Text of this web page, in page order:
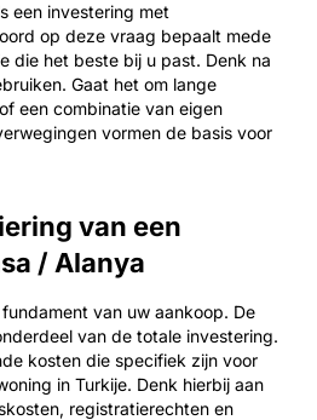
een investering met
op deze vraag bepaalt mede
die het beste bij u past. Denk na
Gaat het om lange
een combinatie van eigen
vormen de basis voor
van een
/ Alanya
van uw aankoop. De
van de totale investering.
kosten die specifiek zijn voor
in Turkije. Denk hierbij aan
registratierechten en